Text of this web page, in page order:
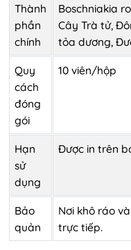
Thành
phần
chính
Boschniakia
Cây Trà tử,
tỏa dương,
Quy
cách
đóng
gói
10 viên/hộp
Hạn
sử
dụng
Được in trên
Bảo
quản
Nơi khô ráo
trực tiếp.